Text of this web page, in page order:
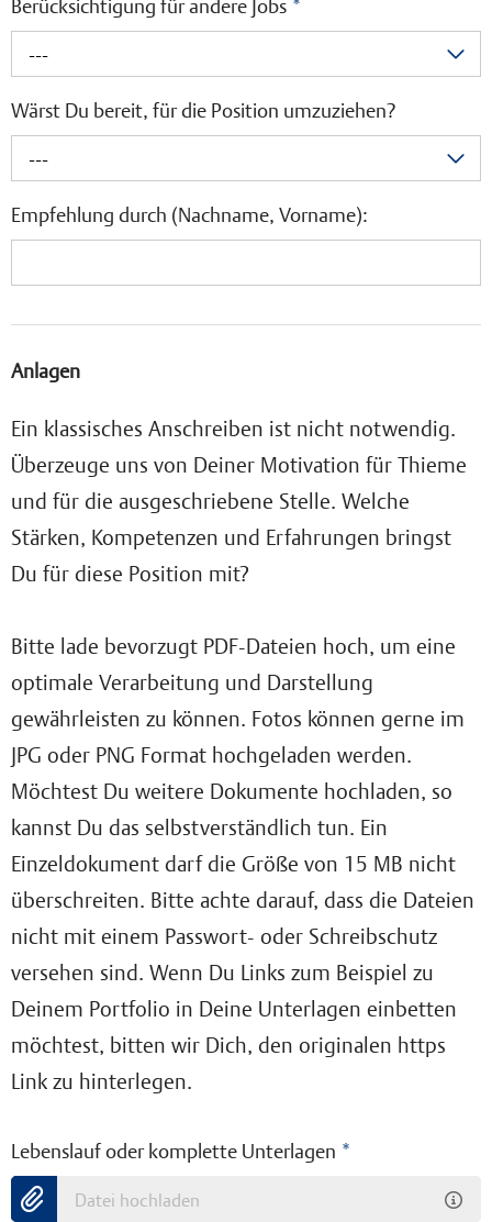
Berücksichtigung für andere Jobs *
---
Wärst Du bereit, für die Position umzuziehen?
---
Empfehlung durch (Nachname, Vorname):
Anlagen
Ein klassisches Anschreiben ist nicht notwendig.
Überzeuge uns von Deiner Motivation für Thieme
und für die ausgeschriebene Stelle. Welche
Stärken, Kompetenzen und Erfahrungen bringst
Du für diese Position mit?
Bitte lade bevorzugt PDF-Dateien hoch, um eine
optimale Verarbeitung und Darstellung
gewährleisten zu können. Fotos können gerne im
JPG oder PNG Format hochgeladen werden.
Möchtest Du weitere Dokumente hochladen, so
kannst Du das selbstverständlich tun. Ein
Einzeldokument darf die Größe von 15 MB nicht
überschreiten. Bitte achte darauf, dass die Dateien
nicht mit einem Passwort- oder Schreibschutz
versehen sind. Wenn Du Links zum Beispiel zu
Deinem Portfolio in Deine Unterlagen einbetten
möchtest, bitten wir Dich, den originalen https
Link zu hinterlegen.
Lebenslauf oder komplette Unterlagen *
Datei hochladen